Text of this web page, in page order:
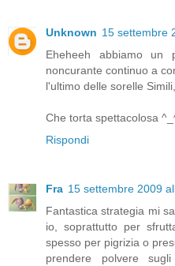
Unknown 15 settembre
Eheheeh abbiamo un
noncurante continuo a
l'ultimo delle sorelle
Che torta spettacolosa
Rispondi
Fra 15 settembre 2009
Fantastica strategia mi
io, soprattutto per
spesso per pigrizia o
prendere polvere